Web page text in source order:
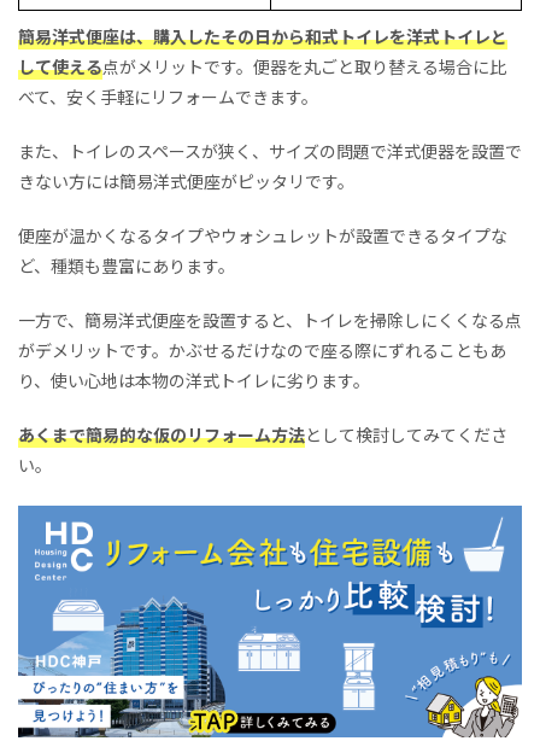
簡易洋式便座は、購入したその日から和式トイレを洋式トイレと
して使える点がメリットです。便器を丸ごと取り替える場合に比
べて、安く手軽にリフォームできます。
また、トイレのスペースが狭く、サイズの問題で洋式便器を設置で
きない方には簡易洋式便座がピッタリです。
便座が温かくなるタイプやウォシュレットが設置できるタイプな
ど、種類も豊富にあります。
一方で、簡易洋式便座を設置すると、トイレを掃除しにくくなる点
がデメリットです。かぶせるだけなので座る際にずれることもあ
り、使い心地は本物の洋式トイレに劣ります。
あくまで簡易的な仮のリフォーム方法として検討してみてくださ
い。